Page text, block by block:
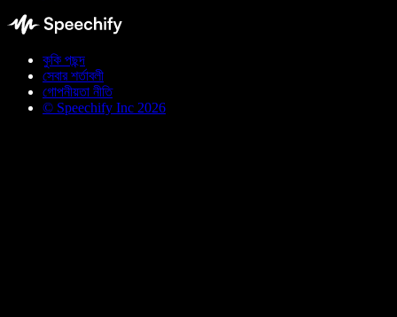
কুকি পছন্দ
সেবার শর্তাবলী
গোপনীয়তা নীতি
© Speechify Inc 2026